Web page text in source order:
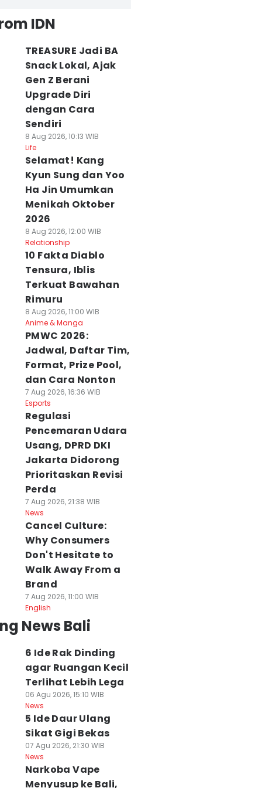
IDN
TREASURE Jadi BA
Snack Lokal, Ajak
Gen Z Berani
Upgrade Diri
dengan Cara
Sendiri
8 Aug 2026, 10:13 WIB
Life
Selamat! Kang
Kyun Sung dan Yoo
Ha Jin Umumkan
Menikah Oktober
2026
8 Aug 2026, 12:00 WIB
Relationship
10 Fakta Diablo
Tensura, Iblis
Terkuat Bawahan
Rimuru
8 Aug 2026, 11:00 WIB
Anime & Manga
PMWC 2026:
Jadwal, Daftar Tim,
Format, Prize Pool,
dan Cara Nonton
7 Aug 2026, 16:36 WIB
Esports
Regulasi
Pencemaran Udara
Usang, DPRD DKI
Jakarta Didorong
Prioritaskan Revisi
Perda
7 Aug 2026, 21:38 WIB
News
Cancel Culture:
Why Consumers
Don't Hesitate to
Walk Away From a
Brand
7 Aug 2026, 11:00 WIB
English
News Bali
6 Ide Rak Dinding
agar Ruangan Kecil
Terlihat Lebih Lega
06 Agu 2026, 15:10 WIB
News
5 Ide Daur Ulang
Sikat Gigi Bekas
07 Agu 2026, 21:30 WIB
News
Narkoba Vape
Menyusup ke Bali,